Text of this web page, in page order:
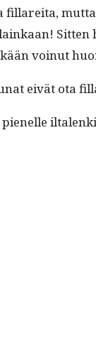
fil­lare­i­ta,
voin­ut
eivät ota